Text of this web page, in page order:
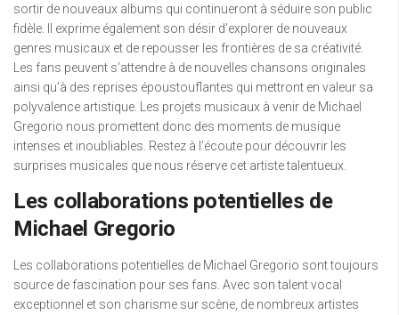
sortir de nouveaux albums qui continueront à séduire son public
fidèle. Il exprime également son désir d’explorer de nouveaux
genres musicaux et de repousser les frontières de sa créativité.
Les fans peuvent s’attendre à de nouvelles chansons originales
ainsi qu’à des reprises époustouflantes qui mettront en valeur sa
polyvalence artistique. Les projets musicaux à venir de Michael
Gregorio nous promettent donc des moments de musique
intenses et inoubliables. Restez à l’écoute pour découvrir les
surprises musicales que nous réserve cet artiste talentueux.
Les collaborations potentielles de
Michael Gregorio
Les collaborations potentielles de Michael Gregorio sont toujours
source de fascination pour ses fans. Avec son talent vocal
exceptionnel et son charisme sur scène, de nombreux artistes